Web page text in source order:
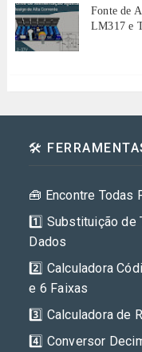
Fonte de
LM317 e
🛠️
🧰 Encontre Todas
1️⃣ Substituição de
Dados
2️⃣ Calculadora
e 6 Faixas
3️⃣ Calculadora de
4️⃣ Conversor